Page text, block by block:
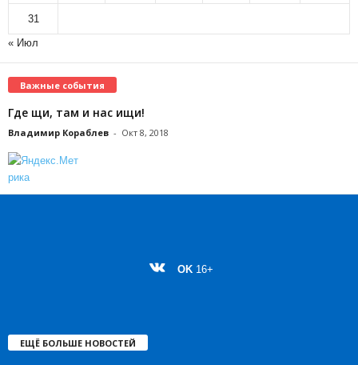
31
« Июл
Важные события
Где щи, там и нас ищи!
Владимир Кораблев - Окт 8, 2018
OK 16+
ЕЩЁ БОЛЬШЕ НОВОСТЕЙ